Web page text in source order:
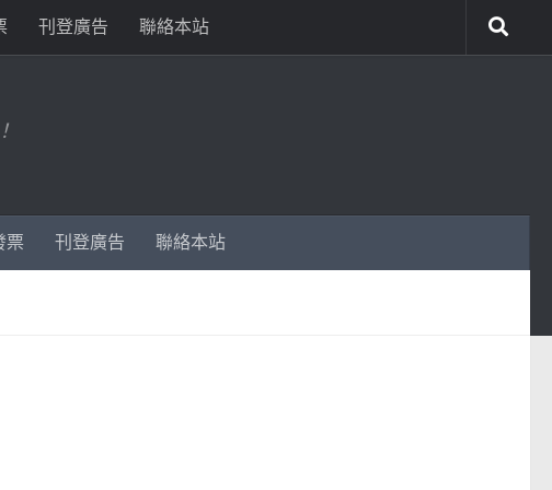
刊登廣告 聯絡本站
票 刊登廣告 聯絡本站